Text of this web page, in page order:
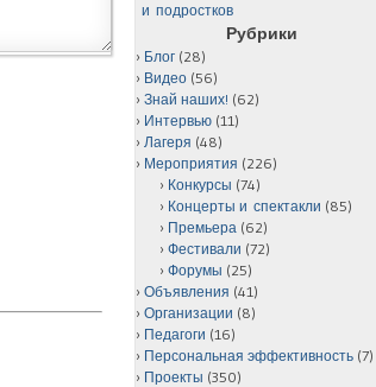
и подростков
Рубрики
Блог (28)
Видео (56)
Знай наших! (62)
Интервью (11)
Лагеря (48)
Мероприятия (226)
Конкурсы (74)
Концерты и спектакли (85)
Премьера (62)
Фестивали (72)
Форумы (25)
Объявления (41)
Организации (8)
Педагоги (16)
Персональная эффективность (7)
Проекты (350)